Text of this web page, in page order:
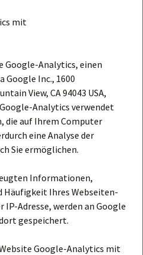
mit
Google-Analytics, einen
Google Inc., 1600
View, CA 94043 USA,
Analytics verwendet
die auf Ihrem Computer
eine Analyse der
Sie ermöglichen.
Informationen,
Häufigkeit Ihres Webseiten-
Adresse, werden an Google
gespeichert.
Google-Analytics mit